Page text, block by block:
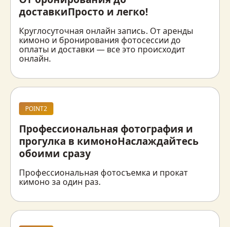
доставкиПросто и легко!
Круглосуточная онлайн запись. От аренды
кимоно и бронирования фотосессии до
оплаты и доставки — все это происходит
онлайн.
POINT2
Профессиональная фотография и
прогулка в кимоноНаслаждайтесь
обоими сразу
Профессиональная фотосъемка и прокат
кимоно за один раз.